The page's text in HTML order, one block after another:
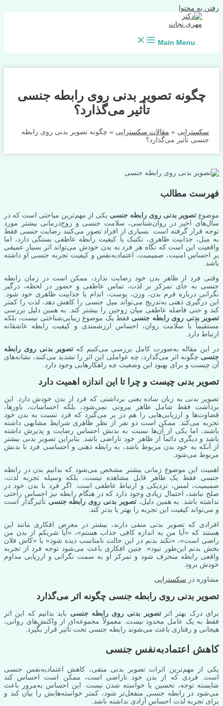
رفتن به محتوا
Main Menu
چگونه تصویر بدنی روی رابطه جنسی
تأثیر می‌گذارد؟
سکستراپی » مقالات سکستراپی » چگونه تصویر بدنی روی رابطه
جنسی تأثیر می‌گذارد؟
فهرست مطالب
موضوع تصویر بدنی روی رابطه جنسی یکی از مهم‌ترین مباحثی است که در
سال‌های اخیر در روان‌شناسی، سلامت جنسی و زوج‌درمانی بیشتر مورد
توجه قرار گرفته است. بسیاری از افراد تصور می‌کنند رضایت جنسی فقط
به میل، جذابیت ظاهری، تکنیک یا کیفیت رابطه عاطفی بستگی دارد، اما
واقعیت این است که نگاه هر فرد به بدن خودش می‌تواند اثر بسیار عمیقی
بر احساس امنیت، صمیمیت، اعتمادبه‌نفس و کیفیت تجربه جنسی او داشته
باشد.
وقتی فرد از ظاهر بدن خود رضایت ندارد، ممکن است در زمان رابطه
جنسی به جای تمرکز بر لذت، تماس عاطفی و حضور در لحظه، درگیر
نگرانی درباره فرم بدن، وزن، پوست، اندام یا جذابیت ظاهری خود شود.
این درگیری ذهنی به‌تدریج می‌تواند میل جنسی را کاهش دهد، لذت را کمتر
کند و حتی فاصله عاطفی میان زوجین را بیشتر کند. به همین دلیل بررسی
تصویر بدنی روی رابطه جنسی فقط یک موضوع زیبایی‌شناختی نیست، بلکه
مستقیماً با سلامت روان، احساس ارزشمندی و کیفیت رابطه عاشقانه
ارتباط دارد.
در این مقاله به‌صورت کامل بررسی می‌کنیم کهتصویر بدنی روی رابطه
جنسی چگونه اثر می‌گذارد، چه عواملی این اثر را تشدید می‌کنند، نشانه‌های
آن چیست و برای بهبود این وضعیت چه راهکارهایی وجود دارد.
تصویر بدنی چیست و چرا تا این اندازه اهمیت دارد
تصویر بدنی به زبان ساده یعنی برداشتی که فرد از بدن خودش دارد. این
برداشت فقط شامل ظاهر بیرونی نمی‌شود، بلکه احساسات، باورها،
قضاوت‌ها و ارزیابی‌هایی را هم در بر می‌گیرد که فرد نسبت به بدن خود
تجربه می‌کند. ممکن است دو نفر از نظر ظاهری شرایط مشابهی داشته
باشند، اما یکی از آن‌ها نسبت به بدنش احساس رضایت و پذیرش داشته
باشد و دیگری دائماً از ظاهر خود ناراضی باشد. بنابراین تصویر بدنی بیشتر
از آنکه به خود بدن مربوط باشد، به رابطه ذهنی و احساسی فرد با بدنش
مربوط می‌شود.
اهمیت این موضوع زمانی بیشتر مشخص می‌شود که بدانیم بدن در رابطه
جنسی فقط یک ظاهر قابل مشاهده نیست، بلکه وسیله تجربه لذت،
صمیمیت، لمس، نزدیکی و ارتباط عاطفی است. اگر فرد با بدن خود در
صلح نباشد، احتمال زیادی وجود دارد که در هنگام رابطه نیز احساس راحتی
نداشته باشد. به همین دلیل،تصویر بدنی روی رابطه جنسی تأثیرگذار است
و می‌تواند کیفیت این تجربه را بهتر یا بدتر کند.
افرادی که تصویر بدنی منفی دارند، بیشتر در معرض افکاری مانند این
هستند که «آیا من به اندازه کافی جذاب هستم»، «آیا شریکم از بدن من
راضی است»، «نکند بدنم در این حالت نامناسب دیده شود» یا «کاش فلان
بخش بدنم این‌طور نبود». چنین افکاری باعث می‌شود توجه فرد از تجربه
واقعی رابطه منحرف شود و تمرکز او به سمت نگرانی و ارزیابی مداوم
خودش برود.
مشاوره در سکستراپی
تصویر بدنی روی رابطه جنسی چگونه اثر می‌گذارد
برای درک بهتر اثرتصویر بدنی روی رابطه جنسی باید بدانیم که این اثر
فقط به یک عامل محدود نیست. معمولاً مجموعه‌ای از واکنش‌های روانی،
هیجانی و رفتاری باعث می‌شوند رابطه جنسی تحت تأثیر قرار بگیرد.
کاهش اعتمادبه‌نفس جنسی
یکی از مهم‌ترین اثرات تصویر بدنی منفی، کاهش اعتمادبه‌نفس جنسی
است. فردی که از بدن خود ناراضی است، ممکن است احساس کند
شایسته توجه، تحسین یا خواسته شدن نیست. این احساس به‌مرور باعث
می‌شود در رابطه جنسی منفعل‌تر شود، کمتر خواسته‌هایش را بیان کند و
برای تجربه لذت احساس آزادی نداشته باشد.